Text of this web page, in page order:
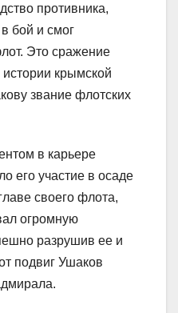
противника,
бой и смог
Это сражение
крымской
звание флотских
в карьере
его участие в осаде
своего флота,
огромную
разрушив ее и
подвиг Ушаков